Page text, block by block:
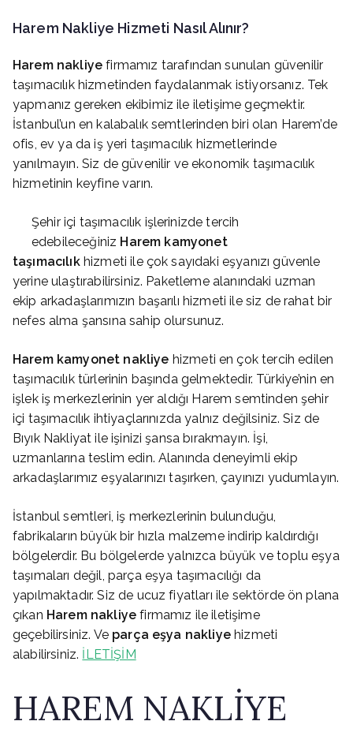
Harem Nakliye Hizmeti Nasıl Alınır?
Harem nakliye firmamız tarafından sunulan güvenilir
taşımacılık hizmetinden faydalanmak istiyorsanız. Tek
yapmanız gereken ekibimiz ile iletişime geçmektir.
İstanbul’un en kalabalık semtlerinden biri olan Harem’de
ofis, ev ya da iş yeri taşımacılık hizmetlerinde
yanılmayın. Siz de güvenilir ve ekonomik taşımacılık
hizmetinin keyfine varın.
Şehir içi taşımacılık işlerinizde tercih
edebileceğiniz Harem kamyonet
taşımacılıkhizmeti ile çok sayıdaki eşyanızı güvenle
yerine ulaştırabilirsiniz. Paketleme alanındaki uzman
ekip arkadaşlarımızın başarılı hizmeti ile siz de rahat bir
nefes alma şansına sahip olursunuz.
Harem kamyonet nakliye hizmeti en çok tercih edilen
taşımacılık türlerinin başında gelmektedir. Türkiye’nin en
işlek iş merkezlerinin yer aldığı Harem semtinden şehir
içi taşımacılık ihtiyaçlarınızda yalnız değilsiniz. Siz de
Bıyık Nakliyat ile işinizi şansa bırakmayın. İşi,
uzmanlarına teslim edin. Alanında deneyimli ekip
arkadaşlarımız eşyalarınızı taşırken, çayınızı yudumlayın.
İstanbul semtleri, iş merkezlerinin bulunduğu,
fabrikaların büyük bir hızla malzeme indirip kaldırdığı
bölgelerdir. Bu bölgelerde yalnızca büyük ve toplu eşya
taşımaları değil, parça eşya taşımacılığı da
yapılmaktadır. Siz de ucuz fiyatları ile sektörde ön plana
çıkan Harem nakliye firmamız ile iletişime
geçebilirsiniz. Ve parça eşya nakliyehizmeti
alabilirsiniz. İLETİŞİM
HAREM NAKLİYE